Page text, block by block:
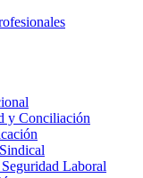
y Conciliación
Laboral